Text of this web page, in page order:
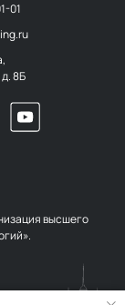
01
8Б
высшего